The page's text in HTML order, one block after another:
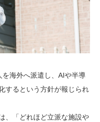
海外へ派遣し、AIや半導
するという方針が報じられ
、「どれほど立派な施設や